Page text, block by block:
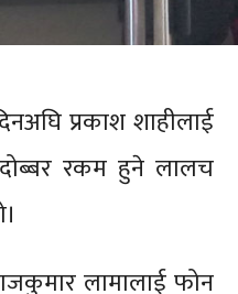
प्रकाश शाहीलाई
दोब्बर रकम हुने लालच
लामालाई फोन